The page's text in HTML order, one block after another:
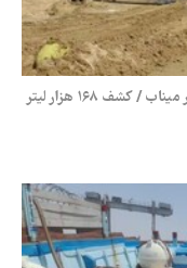
انهدام ۴ کیلومتر خط لوله انتقال سوخت قاچاق در میناب / کشف ۱۶۸ هزار لیتر